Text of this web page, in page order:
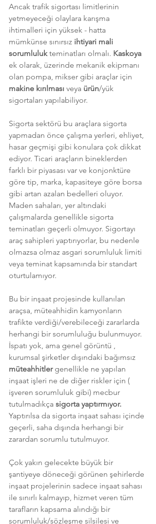
Ancak trafik sigortası limitlerinin
yetmeyeceği olaylara karışma
ihtimalleri için yüksek - hatta
mümkünse sınırsız ihtiyari mali
sorumluluk teminatları olmalı. Kaskoya
ek olarak, üzerinde mekanik ekipmanı
olan pompa, mikser gibi araçlar için
makine kırılması veya ürün/yük
sigortaları yapılabiliyor.
Sigorta sektörü bu araçlara sigorta
yapmadan önce çalışma yerleri, ehliyet,
hasar geçmişi gibi konulara çok dikkat
ediyor. Ticari araçların bineklerden
farklı bir piyasası var ve konjonktüre
göre tip, marka, kapasiteye göre borsa
gibi artan azalan bedelleri oluyor.
Maden sahaları, yer altındaki
çalışmalarda genellikle sigorta
teminatları geçerli olmuyor. Sigortayı
araç sahipleri yaptırıyorlar, bu nedenle
olmazsa olmaz asgari sorumluluk limiti
veya teminat kapsamında bir standart
oturtulamıyor.
Bu bir inşaat projesinde kullanılan
araçsa, müteahhidin kamyonların
trafikte verdiği/verebileceği zararlarda
herhangi bir sorumluluğu bulunmuyor.
İspatı yok, ama genel görüntü ,
kurumsal şirketler dışındaki bağımsız
müteahhitler genellikle ne yapılan
inşaat işleri ne de diğer riskler için (
işveren sorumluluk gibi) mecbur
tutulmadıkça sigorta yaptırmıyor.
Yaptırılsa da sigorta inşaat sahası içinde
geçerli, saha dışında herhangi bir
zarardan sorumlu tutulmuyor.
Çok yakın gelecekte büyük bir
şantiyeye döneceği görünen şehirlerde
inşaat projelerinin sadece inşaat sahası
ile sınırlı kalmayıp, hizmet veren tüm
tarafların kapsama alındığı bir
sorumluluk/sözleşme silsilesi ve